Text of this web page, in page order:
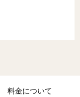
料金について